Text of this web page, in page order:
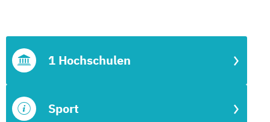
Sport
1 Hochschulen